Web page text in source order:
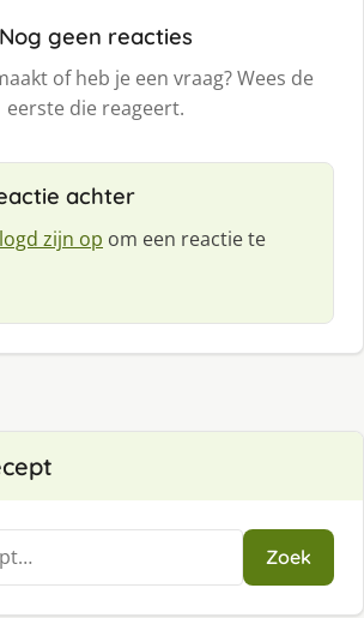
Nog geen reacties
of heb je een vraag? Wees de
eerste die reageert.
achter
zijn op om een reactie te
Zoek